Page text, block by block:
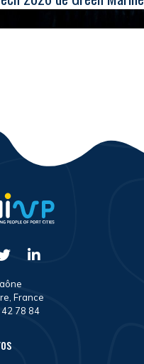
France
42 78 84